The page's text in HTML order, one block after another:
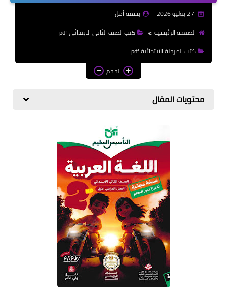
كتب المرحلة الابتدائي
بسمة أمل
الصفحة الرئيسية
كتب الصف الثاني الابتدائي pdf
كتب المرحلة الابتدائية pdf
الحجم
محتويات المقال